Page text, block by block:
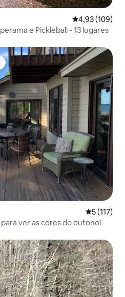
4,93 de uma
4,93 (109)
e Pickleball - 13 lugares
dos hóspedes
5 de uma
5 (117)
ver as cores do outono!